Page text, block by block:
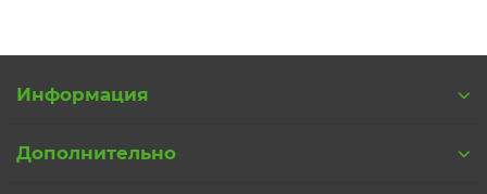
Информация
Дополнительно